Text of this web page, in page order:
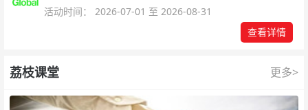
活动时间： 2026-07-01 至 2026-08-31
查看详情
荔枝课堂 更多>